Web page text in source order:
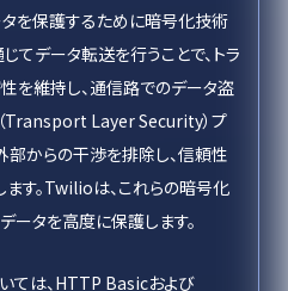
を保護するために暗号化技術
てデータ転送を行うことで、トラ
を維持し、通信路でのデータ盗
Transport Layer Security）プ
部からの干渉を排除し、信頼性
す。Twilioは、これらの暗号化
ータを高度に保護します。
ては、HTTP Basicおよび